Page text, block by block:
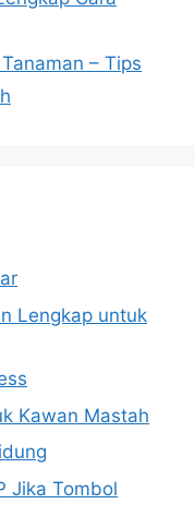
– Tips
Lengkap untuk
Kawan Mastah
Jika Tombol